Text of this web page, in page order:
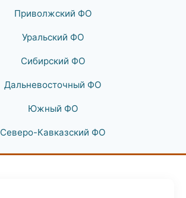
Приволжский ФО
Уральский ФО
Сибирский ФО
Дальневосточный ФО
Южный ФО
Северо-Кавказский ФО